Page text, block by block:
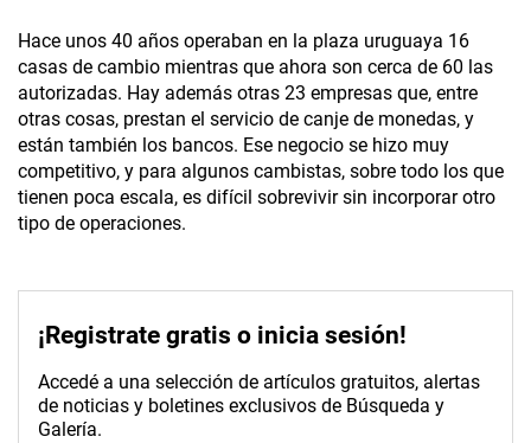
Hace unos 40 años operaban en la plaza uruguaya 16
casas de cambio mientras que ahora son cerca de 60 las
autorizadas. Hay además otras 23 empresas que, entre
otras cosas, prestan el servicio de canje de monedas, y
están también los bancos. Ese negocio se hizo muy
competitivo, y para algunos cambistas, sobre todo los que
tienen poca escala, es difícil sobrevivir sin incorporar otro
tipo de operaciones.
¡Registrate gratis o inicia sesión!
Accedé a una selección de artículos gratuitos, alertas
de noticias y boletines exclusivos de Búsqueda y
Galería.